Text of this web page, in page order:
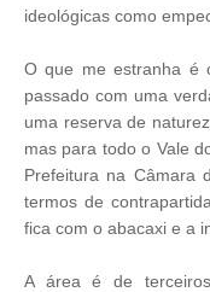
ideológicas como
O que me estranha é
passado com uma
uma reserva de
mas para todo o Vale
Prefeitura na Câmara
termos de
fica com o abacaxi e a
A área é de